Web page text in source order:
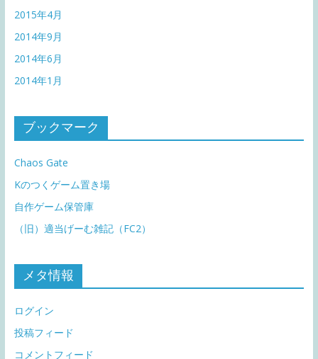
2015年4月
2014年9月
2014年6月
2014年1月
ブックマーク
Chaos Gate
Kのつくゲーム置き場
自作ゲーム保管庫
（旧）適当げーむ雑記（FC2）
メタ情報
ログイン
投稿フィード
コメントフィード